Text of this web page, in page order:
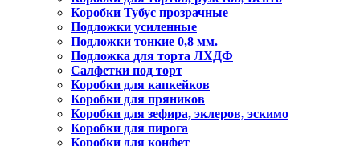
Коробки Тубус прозрачные
Подложки усиленные
Подложки тонкие 0,8 мм.
Подложка для торта ЛХДФ
Салфетки под торт
Коробки для капкейков
Коробки для пряников
Коробки для зефира, эклеров, эскимо
Коробки для пирога
Коробки для конфет